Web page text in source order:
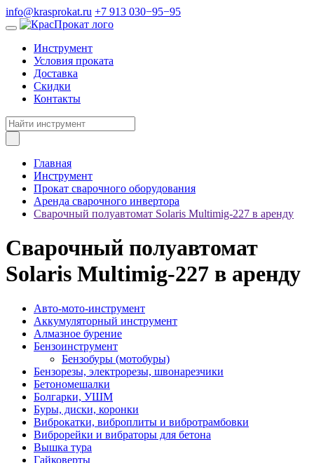
info@krasprokat.ru +7 913 030−95−95
Инструмент
Условия проката
Доставка
Скидки
Контакты
Главная
Инструмент
Прокат сварочного оборудования
Аренда сварочного инвертора
Сварочный полуавтомат Solaris Multimig-227 в аренду
Сварочный полуавтомат
Solaris Multimig-227 в аренду
Авто-мото-инструмент
Аккумуляторный инструмент
Алмазное бурение
Бензоинструмент
Бензобуры (мотобуры)
Бензорезы, электрорезы, швонарезчики
Бетономешалки
Болгарки, УШМ
Буры, диски, коронки
Виброкатки, виброплиты и вибротрамбовки
Виброрейки и вибраторы для бетона
Вышка тура
Гайковерты